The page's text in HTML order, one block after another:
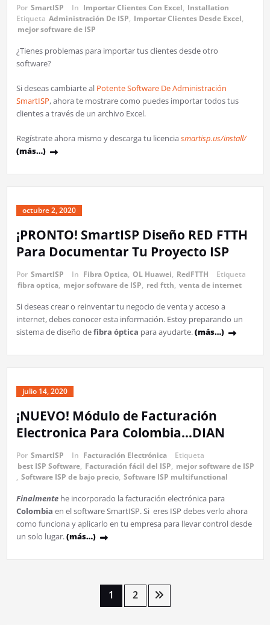
Por SmartISP In Importar Clientes Con Excel, Installation
Etiqueta Administración De ISP, Importar Clientes Desde Excel,
mejor software de ISP
¿Tienes problemas para importar tus clientes desde otro
software?
Si deseas cambiarte al Potente Software De Administración
SmartISP, ahora te mostrare como puedes importar todos tus
clientes a través de un archivo Excel.
Regístrate ahora mismo y descarga tu licenciasmartisp.us/install/
(más…)
octubre 2, 2020
¡PRONTO! SmartISP Diseño RED FTTH
Para Documentar Tu Proyecto ISP
Por SmartISP In Fibra Optica, OL Huawei, RedFTTH
Etiqueta
fibra optica, mejor software de ISP, red ftth, venta de internet
Si deseas crear o reinventar tu negocio de venta y acceso a
internet, debes conocer esta información. Estoy preparando un
sistema de diseño defibra óptica para ayudarte.(más…)
julio 14, 2020
¡NUEVO! Módulo de Facturación
Electronica Para Colombia…DIAN
Por SmartISP In Facturación Electrónica
Etiqueta
best ISP Software, Facturación fácil del ISP, mejor software de ISP
, Software ISP de bajo precio, Software ISP multifunctional
Finalmente he incorporado la facturación electrónica para
Colombia en el software SmartISP. Si eres ISP debes verlo ahora
como funciona y aplicarlo en tu empresa para llevar control desde
un solo lugar.(más…)
1 2